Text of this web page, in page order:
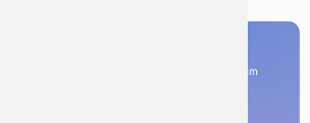
Đăng kí ngay để được các chuyên gia tư vấn và khám